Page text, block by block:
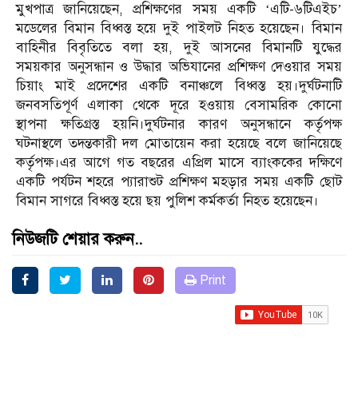
মুখপাত্র জানিয়েছেন, প্রশিক্ষণের সময় একটি ‘এটি-৬টিএইচ’
মডেলের বিমান বিধ্বস্ত হয়ে দুই পাইলট নিহত হয়েছেন। বিমান
বাহিনীর বিবৃতিতে বলা হয়, দুই আসনের বিমানটি যুদ্ধের
সময়কার অনুসন্ধান ও উদ্ধার অভিযানের প্রশিক্ষণ দেওয়ার সময়
চিয়াং মাই প্রদেশের একটি বনাঞ্চলে বিধ্বস্ত হয়।দুর্ঘটনাটি
জনবসতিপূর্ণ এলাকা থেকে দূরে হওয়ায় বেসামরিক কোনো
স্থাপনা ক্ষতিগ্রস্ত হয়নি।দুর্ঘটনার কারণ অনুসন্ধানে কর্তৃপক্ষ
ঘটনাস্থলে তদন্তকারী দল মোতায়েন করা হয়েছে বলে জানিয়েছে
কর্তৃপক্ষ।এর আগে গত বছরের এপ্রিল মাসে ব্যাংককের দক্ষিণে
একটি পর্যটন শহরে প্যারাশুট প্রশিক্ষণ মহড়ার সময় একটি ছোট
বিমান সাগরে বিধ্বস্ত হয়ে ছয় পুলিশ কর্মকর্তা নিহত হয়েছেন।
নিউজটি শেয়ার করুন..
Print